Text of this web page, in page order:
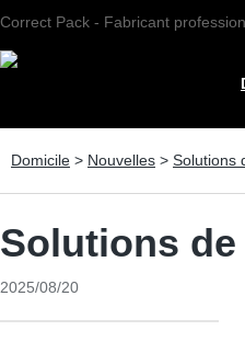
Correct Pack - Fabricant
Domicile > Nouvelles > Solutions
Solutions
2025/08/20